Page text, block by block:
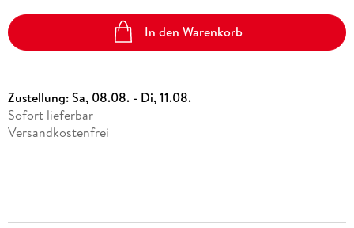
In den Warenkorb
Zustellung:Sa, 08.08. - Di, 11.08.
Sofort lieferbar
Versandkostenfrei